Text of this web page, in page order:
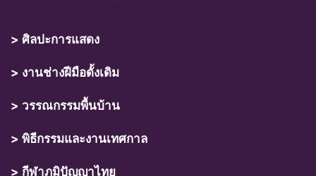
> ศิลปะการแสดง
> งานช่างฝีมือดั้งเดิม
> วรรณกรรมพื้นบ้าน
> พิธีกรรมและงานเทศกาล
> กีฬาภูมิปัญญาไทย